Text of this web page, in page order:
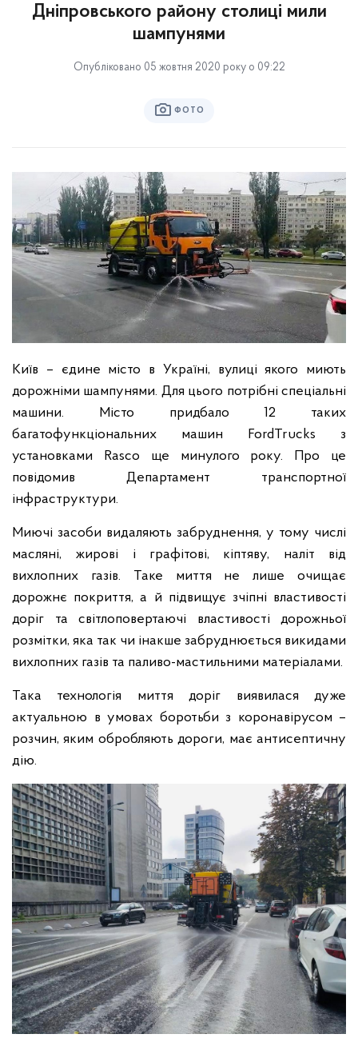
Дніпровського району столиці мили
шампунями
Опубліковано 05 жовтня 2020 року о 09:22
ФОТО
Київ – єдине місто в Україні, вулиці якого миють
дорожніми шампунями. Для цього потрібні спеціальні
машини. Місто придбало 12 таких
багатофункціональних машин FordTrucks з
установками Rasco ще минулого року. Про це
повідомив Департамент транспортної
інфраструктури.
Миючі засоби видаляють забруднення, у тому числі
масляні, жирові і графітові, кіптяву, наліт від
вихлопних газів. Таке миття не лише очищає
дорожнє покриття, а й підвищує зчіпні властивості
доріг та світлоповертаючі властивості дорожньої
розмітки, яка так чи інакше забруднюється викидами
вихлопних газів та паливо-мастильними матеріалами.
Така технологія миття доріг виявилася дуже
актуальною в умовах боротьби з коронавірусом –
розчин, яким обробляють дороги, має антисептичну
дію.